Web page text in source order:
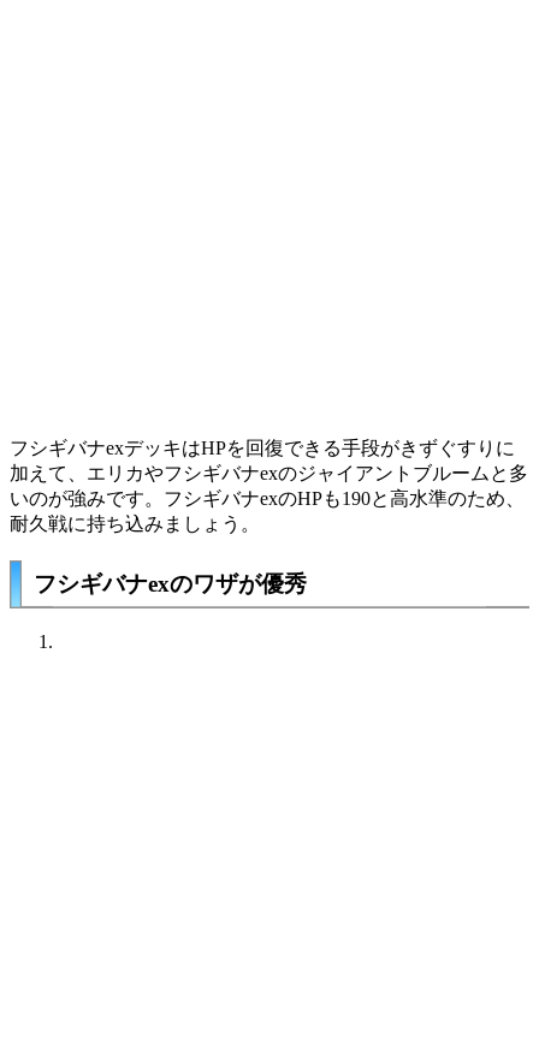
フシギバナexデッキはHPを回復できる手段がきずぐすり に
加えて、 エリカやフシギバナexのジャイアントブルームと多
いのが強みです。フシギバナexのHPも190と高水準のため、
耐久戦に持ち込みましょう。
フシギバナexのワザが優秀